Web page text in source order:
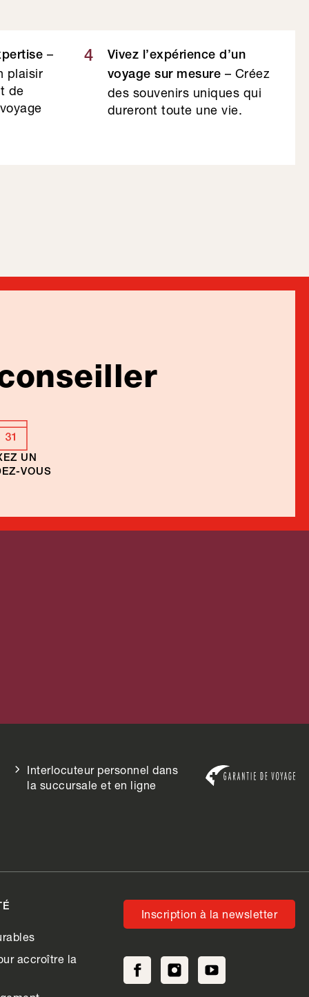
–
plaisir
de
4
Vivez l’expérience d’un
voyage sur mesure – Créez
des souvenirs uniques qui
dureront toute une vie.
UN
VOUS
Interlocuteur personnel dans
la succursale et en ligne
accroître la
Inscription à la newsletter